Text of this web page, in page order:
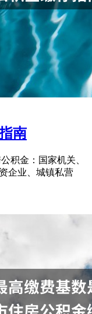
南
积金：国家机关、
企业、城镇私营